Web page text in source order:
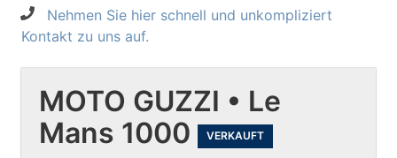
Nehmen Sie hier schnell und unkompliziert
Kontakt zu uns auf.
MOTO GUZZI • Le
Mans 1000
VERKAUFT